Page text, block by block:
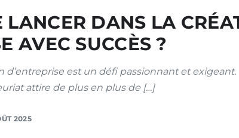
LANCER DANS LA
AVEC SUCCÈS ?
d’entreprise est un défi passionnant et exigeant.
attire de plus en plus de […]
2025